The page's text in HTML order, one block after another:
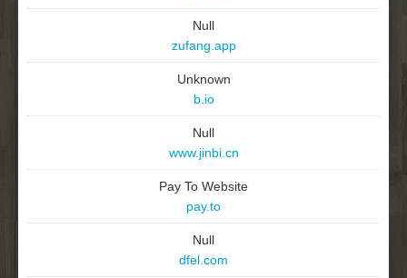
Null
zufang.app
Unknown
b.io
Null
www.jinbi.cn
Pay To Website
pay.to
Null
dfel.com